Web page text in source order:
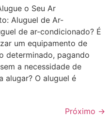
o Seu Ar
Aluguel de Ar-
de ar-condicionado? É
um equipamento de
determinado, pagando
a necessidade de
alugar? O aluguel é
Próximo →